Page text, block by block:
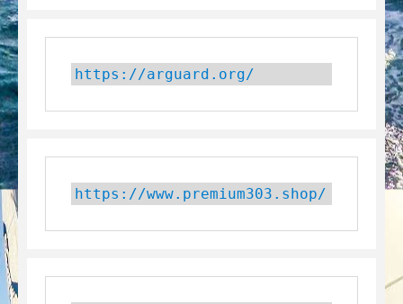
https://arguard.org/
https://www.premium303.shop/